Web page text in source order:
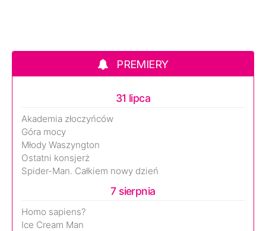
PREMIERY
31 lipca
Akademia złoczyńców
Góra mocy
Młody Waszyngton
Ostatni konsjerż
Spider-Man. Całkiem nowy dzień
7 sierpnia
Homo sapiens?
Ice Cream Man